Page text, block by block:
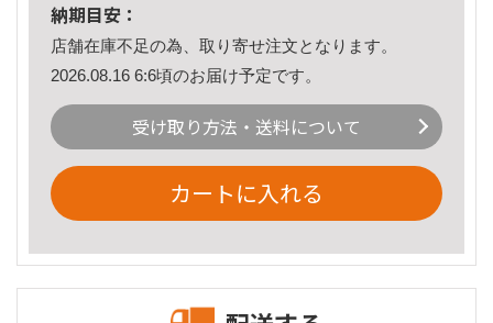
納期目安：
店舗在庫不足の為、取り寄せ注文となります。
2026.08.16 6:6頃のお届け予定です。
受け取り方法・送料について
カートに入れる